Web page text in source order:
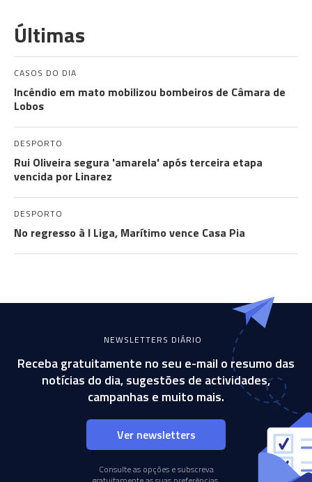
Últimas
CASOS DO DIA
Incêndio em mato mobilizou bombeiros de Câmara de
Lobos
DESPORTO
Rui Oliveira segura 'amarela' após terceira etapa
vencida por Linarez
DESPORTO
No regresso à I Liga, Marítimo vence Casa Pia
NEWSLETTERS DIÁRIO
Receba gratuitamente no seu e-mail o resumo das
notícias do dia, sugestões de actividades,
campanhas e muito mais.
Ver newsletters
Consulte as opções e subscreva